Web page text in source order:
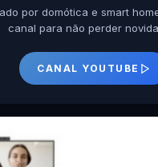
por domótica e smart
canal para não perder
CANAL YOUTUBE